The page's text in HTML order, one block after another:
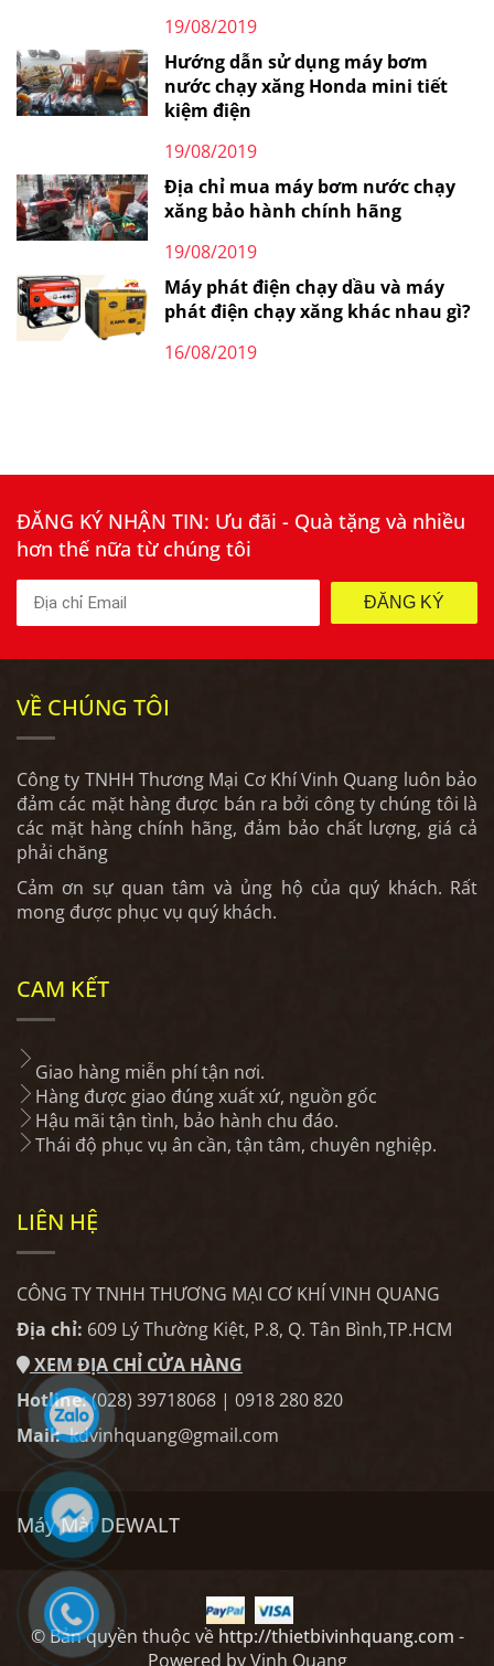
19/08/2019
Hướng dẫn sử dụng máy bơm
nước chạy xăng Honda mini tiết
kiệm điện
19/08/2019
Địa chỉ mua máy bơm nước chạy
xăng bảo hành chính hãng
19/08/2019
Máy phát điện chạy dầu và máy
phát điện chạy xăng khác nhau gì?
16/08/2019
Máy Mài DEWALT
ĐĂNG KÝ NHẬN TIN: Ưu đãi - Quà tặng và nhiều
hơn thế nữa từ chúng tôi
ĐĂNG KÝ
VỀ CHÚNG TÔI
Công ty TNHH Thương Mại Cơ Khí Vinh Quang luôn bảo
đảm các mặt hàng được bán ra bởi công ty chúng tôi là
các mặt hàng chính hãng, đảm bảo chất lượng, giá cả
phải chăng
Cảm ơn sự quan tâm và ủng hộ của quý khách. Rất
mong được phục vụ quý khách.
CAM KẾT
Giao hàng miễn phí tận nơi.
Hàng được giao đúng xuất xứ, nguồn gốc
Hậu mãi tận tình, bảo hành chu đáo.
Thái độ phục vụ ân cần, tận tâm, chuyên nghiệp.
LIÊN HỆ
CÔNG TY TNHH THƯƠNG MẠI CƠ KHÍ VINH QUANG
Địa chỉ: 609 Lý Thường Kiệt, P.8, Q. Tân Bình,TP.HCM
XEM ĐỊA CHỈ CỬA HÀNG
Hotline:(028) 39718068 | 0918 280 820
Mail: kdvinhquang@gmail.com
© Bản quyền thuộc về http://thietbivinhquang.com -
Powered by Vinh Quang